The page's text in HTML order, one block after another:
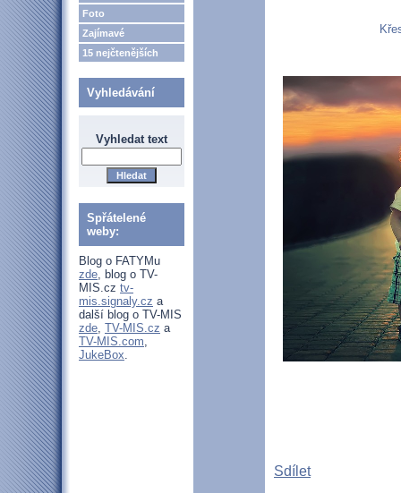
Foto
Zajímavé
15 nejčtenějších
Vyhledávání
Vyhledat text
Spřátelené
weby:
Blog o FATYMu
zde, blog o TV-
MIS.cz tv-
mis.signaly.cz a
další blog o TV-MIS
zde, TV-MIS.cz a
TV-MIS.com,
JukeBox.
Sdílet